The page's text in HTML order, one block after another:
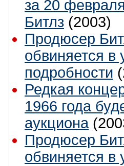
за 20
Битлз (2003)
Продюсер
обвиняется в
подробности
Редкая
1966 года
аукциона
Продюсер
обвиняется в